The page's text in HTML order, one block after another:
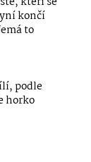
končí
to
podle
horko